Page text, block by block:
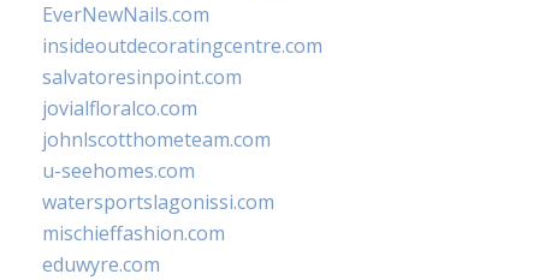
EverNewNails.com
insideoutdecoratingcentre.com
salvatoresinpoint.com
jovialfloralco.com
johnlscotthometeam.com
u-seehomes.com
watersportslagonissi.com
mischieffashion.com
eduwyre.com